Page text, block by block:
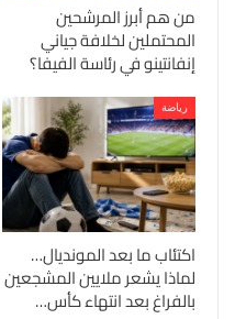
من هم أبرز المرشحين
المحتملين لخلافة جياني
إنفانتينو في رئاسة الفيفا؟
رياضة
اكتئاب ما بعد المونديال…
لماذا يشعر ملايين المشجعين
بالفراغ بعد انتهاء كأس…